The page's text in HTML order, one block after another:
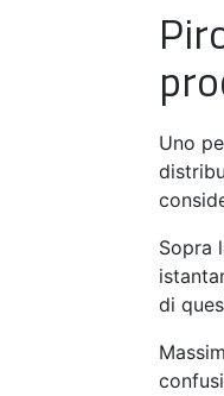
Uno
Sopra
di